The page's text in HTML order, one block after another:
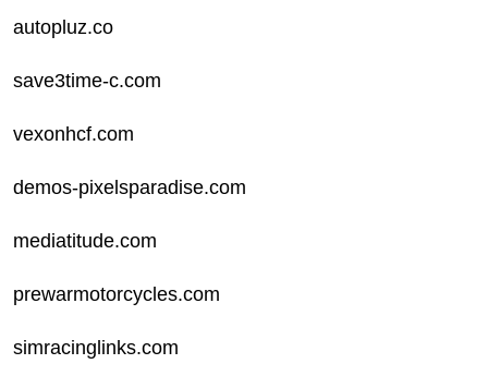
autopluz.co
save3time-c.com
vexonhcf.com
demos-pixelsparadise.com
mediatitude.com
prewarmotorcycles.com
simracinglinks.com